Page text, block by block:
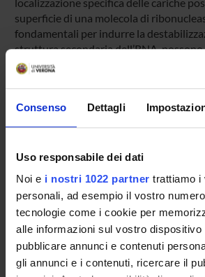
Consenso Dettagli
Uso responsabile dei dati
Noi e i nostri 1022 partner trattiamo i
personali, ad esempio il vostro
tecnologie come i cookie per
alle informazioni sul vostro dispositivo
pubblicare annunci e contenuti
gli annunci e i contenuti, ricercare il
superficie di una molecola di
fondamentali per indurre la
struttura secondaria dell’RNA, possono
di ribonucleasi dimeriche o, più in
sull’RNA a doppia elica.
oligomeri della RNasi A potrebbe
interpretare meccanicisticamente
da parte della nostra Unità Operativa.
SPONSORS:
Ministero dell'Istruzione
Funds:assigned and managed by the
Syllabus:COFIN - Progetti di Ricerca di